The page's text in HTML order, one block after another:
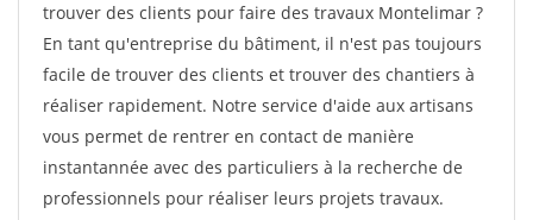
trouver des clients pour faire des travaux Montelimar ?
En tant qu'entreprise du bâtiment, il n'est pas toujours
facile de trouver des clients et trouver des chantiers à
réaliser rapidement. Notre service d'aide aux artisans
vous permet de rentrer en contact de manière
instantannée avec des particuliers à la recherche de
professionnels pour réaliser leurs projets travaux.